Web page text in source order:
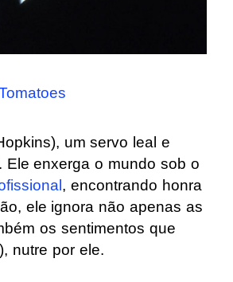
um servo leal e
enxerga o mundo sob o
, encontrando honra
ele ignora não apenas as
os sentimentos que
nutre por ele.